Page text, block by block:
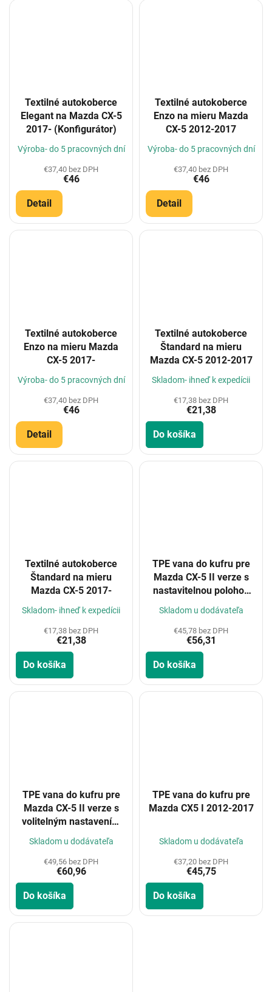
Textilné autokoberce
Elegant na Mazda CX-5
2017- (Konfigurátor)
Výroba- do 5 pracovných dní
€37,40 bez DPH
€46
Detail
Textilné autokoberce
Enzo na mieru Mazda
CX-5 2012-2017
Výroba- do 5 pracovných dní
€37,40 bez DPH
€46
Detail
Textilné autokoberce
Enzo na mieru Mazda
CX-5 2017-
Výroba- do 5 pracovných dní
€37,40 bez DPH
€46
Detail
Textilné autokoberce
Štandard na mieru
Mazda CX-5 2012-2017
Skladom- ihneď k expedícii
€17,38 bez DPH
€21,38
Do košíka
Textilné autokoberce
Štandard na mieru
Mazda CX-5 2017-
Skladom- ihneď k expedícii
€17,38 bez DPH
€21,38
Do košíka
TPE vana do kufru pre
Mazda CX-5 II verze s
nastavitelnou polohou
kufru - horní nastavení
Skladom u dodávateľa
€45,78 bez DPH
€56,31
Do košíka
TPE vana do kufru pre
Mazda CX-5 II verze s
volitelným nastavením
podlahy kufru – spodní
2021-
Skladom u dodávateľa
€49,56 bez DPH
€60,96
Do košíka
TPE vana do kufru pre
Mazda CX5 I 2012-2017
Skladom u dodávateľa
€37,20 bez DPH
€45,75
Do košíka